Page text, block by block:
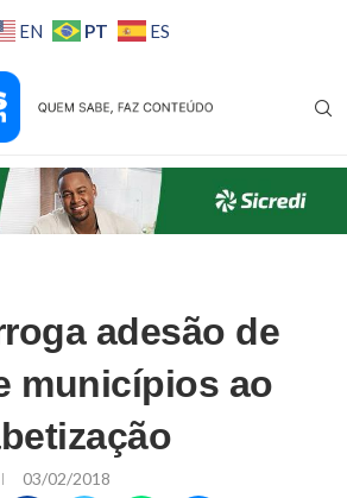
EN PT ES
adesão de
municípios ao
03/02/2018